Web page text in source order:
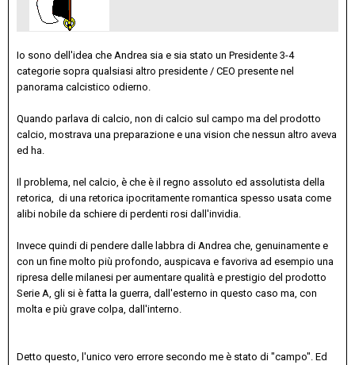
Io sono dell'idea che Andrea sia e sia stato un Presidente 3-4
categorie sopra qualsiasi altro presidente / CEO presente nel
panorama calcistico odierno.
Quando parlava di calcio, non di calcio sul campo ma del prodotto
calcio, mostrava una preparazione e una vision che nessun altro aveva
ed ha.
Il problema, nel calcio, è che è il regno assoluto ed assolutista della
retorica, di una retorica ipocritamente romantica spesso usata come
alibi nobile da schiere di perdenti rosi dall'invidia.
Invece quindi di pendere dalle labbra di Andrea che, genuinamente e
con un fine molto più profondo, auspicava e favoriva ad esempio una
ripresa delle milanesi per aumentare qualità e prestigio del prodotto
Serie A, gli si è fatta la guerra, dall'esterno in questo caso ma, con
molta e più grave colpa, dall'interno.
Detto questo, l'unico vero errore secondo me è stato di "campo". Ed